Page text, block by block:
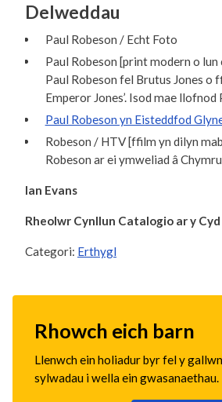
Delweddau
Paul Robeson / Echt Foto
Paul Robeson [print modern o
Paul Robeson fel Brutus Jones o
Emperor Jones’. Isod mae llofnod
Paul Robeson yn Eisteddfod
Robeson / HTV [ffilm yn dilyn
Robeson ar ei ymweliad â
Ian Evans
Rheolwr Cynllun Catalogio ar y Cyd
Categori: Erthygl
Rhowch eich barn
Llenwch ein holiadur byr fel y
sylwadau i wella ein gwasanaethau.